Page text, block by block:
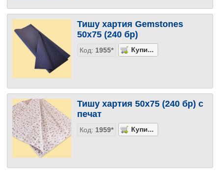
Тишу хартия Gemstones
50х75 (240 бр)
Код: 1955*
Тишу хартия 50х75 (240 бр) с
печат
Код: 1959*